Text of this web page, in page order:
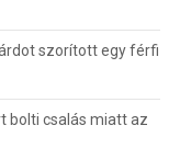
szorított egy férfi
bolti csalás miatt az